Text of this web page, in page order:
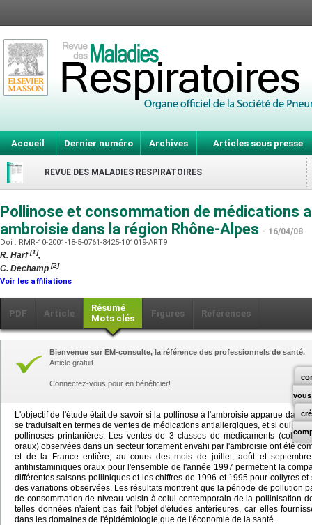
Accueil Dernier numéro Archives Articles sous presse
REVUE DES MALADIES RESPIRATOIRES
Pollinose et consommation de médications
ambroisie dans la région Rhône-Alpes - 16/04/08
Doi : RMR-10-2001-18-5-0761-8425-101019-ART9
R. Harf[1],
C. Dechamp [2]
Voir les affiliations
PDF Article
Résumé
Mots clés
Figures Références
vous
Bienvenue sur EM-consulte, la référence des professionnels de santé.
Article gratuit.
Connectez-vous pour en bénéficier!
L'objectif de l'étude était de savoir si la pollinose à l'ambroisie apparue dans
se traduisait en termes de ventes de médications antiallergiques, et si oui,
pollinoses printanières. Les ventes de 3 classes de médicaments
oraux) observées dans un secteur fortement envahi par l'ambroisie ont été
et de la France entière, au cours des mois de juillet, août et
antihistaminiques oraux pour l'ensemble de l'année 1997 permettent la
différentes saisons polliniques et les chiffres de 1996 et 1995 pour collyres
des variations observées. Les résultats montrent que la période de pollution
de consommation de niveau voisin à celui contemporain de la pollinisation
telles données n'aient pas fait l'objet d'études antérieures, car elles
dans les domaines de l'épidémiologie que de l'économie de la santé.